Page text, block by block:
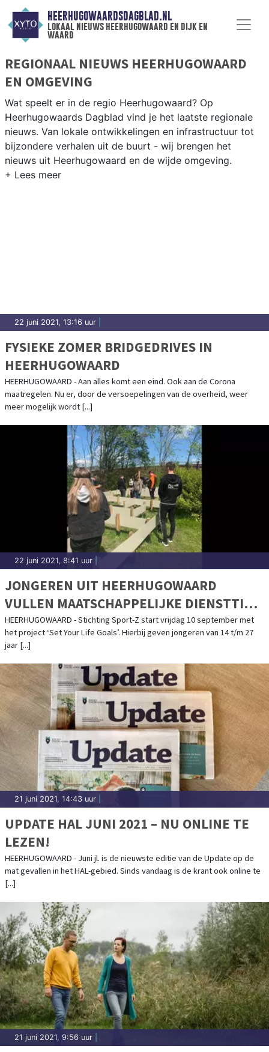
HEERHUGOWAARDSDAGBLAD.NL
lokaal nieuws heerhugowaard en dijk en
waard
REGIONAAL NIEUWS HEERHUGOWAARD
EN OMGEVING
Wat speelt er in de regio Heerhugowaard? Op
Heerhugowaards Dagblad vind je het laatste regionale
nieuws. Van lokale ontwikkelingen en infrastructuur tot
bijzondere verhalen uit de buurt - wij brengen het
nieuws uit Heerhugowaard en de wijde omgeving.
22 juni 2021, 13:16 uur
FYSIEKE ZOMER BRIDGEDRIVES IN
HEERHUGOWAARD
HEERHUGOWAARD - Aan alles komt een eind. Ook aan de Corona
maatregelen. Nu er, door de versoepelingen van de overheid, weer
meer mogelijk wordt [...]
22 juni 2021, 8:41 uur
JONGEREN UIT HEERHUGOWAARD
VULLEN MAATSCHAPPELIJKE DIENSTTIJD
IN VIA DE SPORT
HEERHUGOWAARD - Stichting Sport-Z start vrijdag 10 september met
het project ‘Set Your Life Goals’. Hierbij geven jongeren van 14 t/m 27
jaar [...]
21 juni 2021, 14:43 uur
UPDATE HAL JUNI 2021 – NU ONLINE TE
LEZEN!
HEERHUGOWAARD - Juni jl. is de nieuwste editie van de Update op de
mat gevallen in het HAL-gebied. Sinds vandaag is de krant ook online te
[...]
21 juni 2021, 9:56 uur